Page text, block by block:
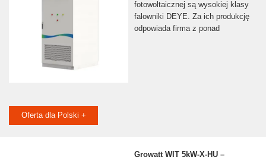
fotowoltaicznej są wysokiej klasy
falowniki DEYE. Za ich produkcję
odpowiada firma z ponad
Oferta dla Polski +
Growatt WIT 5kW-X-HU –